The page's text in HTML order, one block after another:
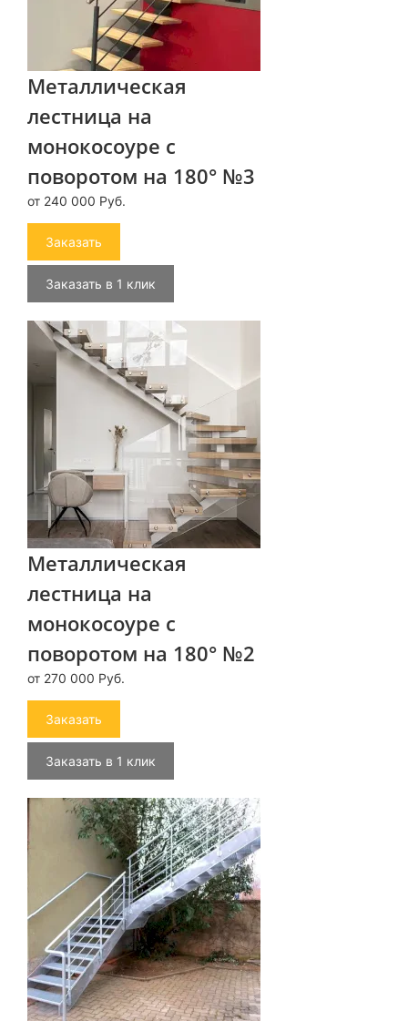
Металлическая
лестница на
монокосоуре с
поворотом на 180° №3
от 240 000 Руб.
Заказать
Заказать в 1 клик
Металлическая
лестница на
монокосоуре с
поворотом на 180° №2
от 270 000 Руб.
Заказать
Заказать в 1 клик